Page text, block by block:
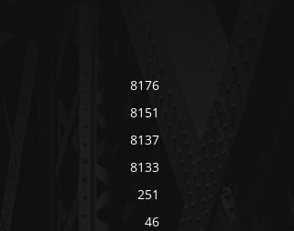
8176
8151
8137
8133
251
46